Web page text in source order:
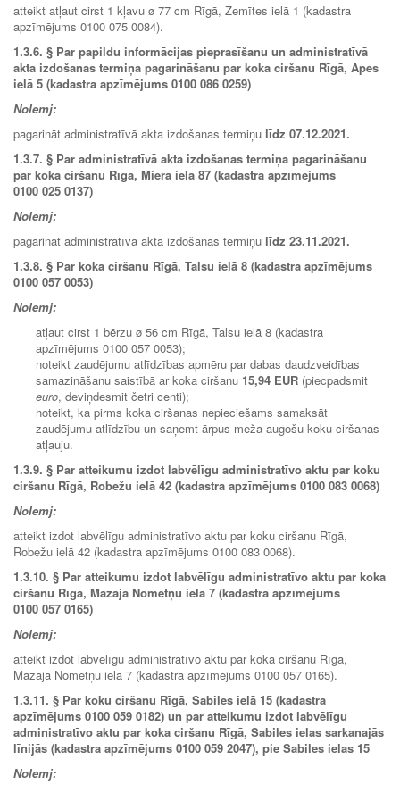
atteikt atļaut cirst 1 kļavu ø 77 cm Rīgā, Zemītes ielā 1 (kadastra
apzīmējums 0100 075 0084).
1.3.6. § Par papildu informācijas pieprasīšanu un administratīvā
akta izdošanas termiņa pagarināšanu par koka ciršanu Rīgā, Apes
ielā 5 (kadastra apzīmējums 0100 086 0259)
Nolemj:
pagarināt administratīvā akta izdošanas termiņu līdz 07.12.2021.
1.3.7. § Par administratīvā akta izdošanas termiņa pagarināšanu
par koka ciršanu Rīgā, Miera ielā 87 (kadastra apzīmējums
0100 025 0137)
Nolemj:
pagarināt administratīvā akta izdošanas termiņu līdz 23.11.2021.
1.3.8. § Par koka ciršanu Rīgā, Talsu ielā 8 (kadastra apzīmējums
0100 057 0053)
Nolemj:
atļaut cirst 1 bērzu ø 56 cm Rīgā, Talsu ielā 8 (kadastra
apzīmējums 0100 057 0053);
noteikt zaudējumu atlīdzības apmēru par dabas daudzveidības
samazināšanu saistībā ar koka ciršanu 15,94 EUR (piecpadsmit
euro, deviņdesmit četri centi);
noteikt, ka pirms koka ciršanas nepieciešams samaksāt
zaudējumu atlīdzību un saņemt ārpus meža augošu koku ciršanas
atļauju.
1.3.9. § Par atteikumu izdot labvēlīgu administratīvo aktu par koku
ciršanu Rīgā, Robežu ielā 42 (kadastra apzīmējums 0100 083 0068)
Nolemj:
atteikt izdot labvēlīgu administratīvo aktu par koku ciršanu Rīgā,
Robežu ielā 42 (kadastra apzīmējums 0100 083 0068).
1.3.10. § Par atteikumu izdot labvēlīgu administratīvo aktu par koka
ciršanu Rīgā, Mazajā Nometņu ielā 7 (kadastra apzīmējums
0100 057 0165)
Nolemj:
atteikt izdot labvēlīgu administratīvo aktu par koka ciršanu Rīgā,
Mazajā Nometņu ielā 7 (kadastra apzīmējums 0100 057 0165).
1.3.11. § Par koku ciršanu Rīgā, Sabiles ielā 15 (kadastra
apzīmējums 0100 059 0182) un par atteikumu izdot labvēlīgu
administratīvo aktu par koka ciršanu Rīgā, Sabiles ielas sarkanajās
līnijās (kadastra apzīmējums 0100 059 2047), pie Sabiles ielas 15
Nolemj: